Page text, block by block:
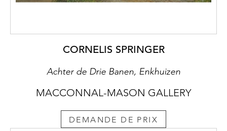
CORNELIS SPRINGER
Achter de Drie Banen, Enkhuizen
MACCONNAL-MASON GALLERY
DEMANDE DE PRIX